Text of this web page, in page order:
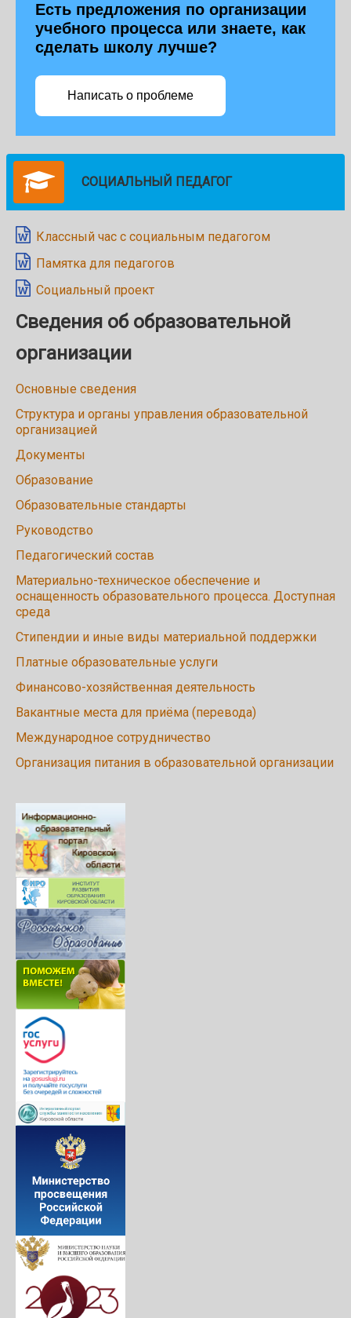
Есть предложения по организации
учебного процесса или знаете, как
сделать школу лучше?
Написать о проблеме
СОЦИАЛЬНЫЙ ПЕДАГОГ
Классный час с социальным педагогом
Памятка для педагогов
Социальный проект
Сведения об образовательной
организации
Основные сведения
Структура и органы управления образовательной
организацией
Документы
Образование
Образовательные стандарты
Руководство
Педагогический состав
Материально-техническое обеспечение и
оснащенность образовательного процесса. Доступная
среда
Стипендии и иные виды материальной поддержки
Платные образовательные услуги
Финансово-хозяйственная деятельность
Вакантные места для приёма (перевода)
Международное сотрудничество
Организация питания в образовательной организации